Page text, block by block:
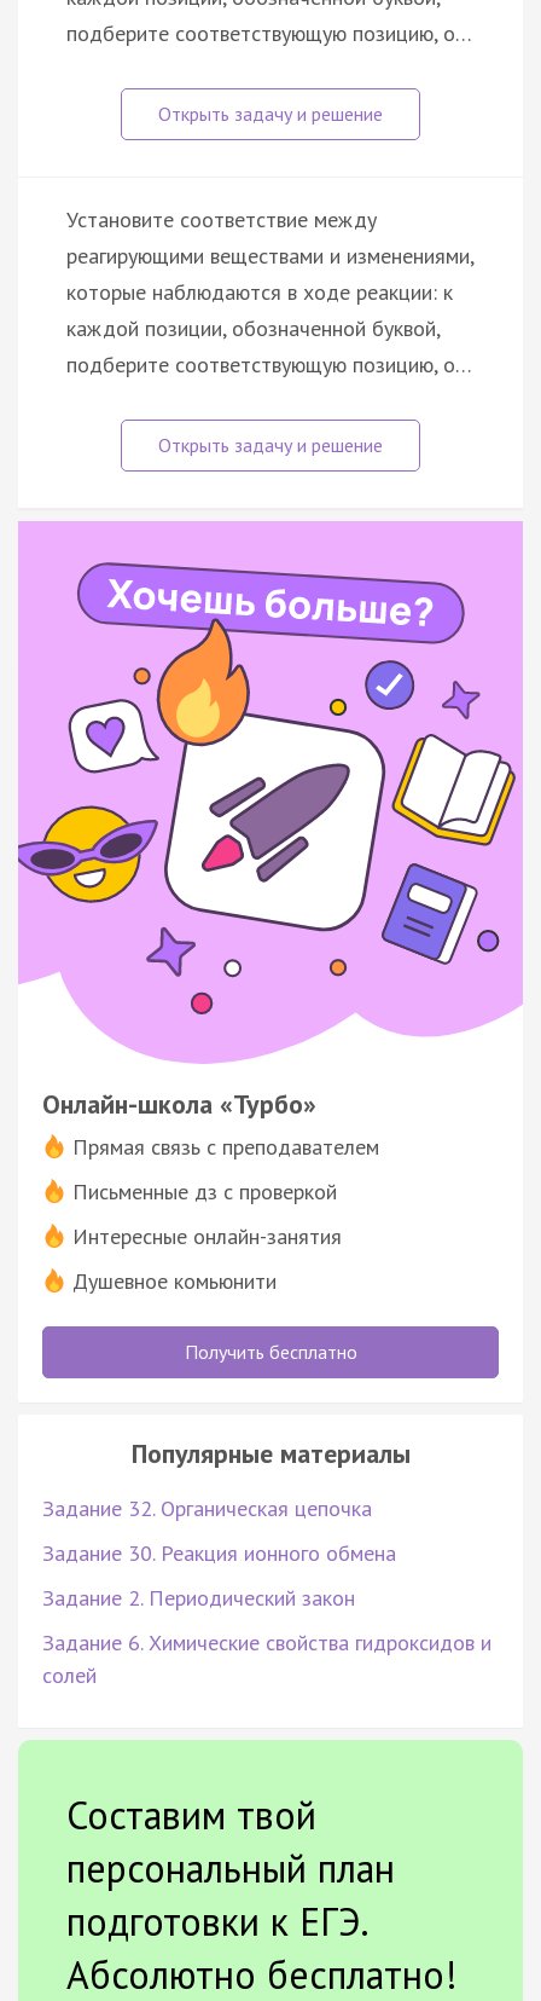
подберите соответствующую позицию, о…
Установите соответствие между
реагирующими веществами и изменениями,
которые наблюдаются в ходе реакции: к
каждой позиции, обозначенной буквой,
подберите соответствующую позицию, о…
Онлайн-школа «Турбо»
Прямая связь с преподавателем
Письменные дз с проверкой
Интересные онлайн-занятия
Душевное комьюнити
Получить бесплатно
Популярные материалы
Задание 32. Органическая цепочка
Задание 30. Реакция ионного обмена
Задание 2. Периодический закон
Задание 6. Химические свойства гидроксидов и
солей
Составим твой
персональный план
подготовки к ЕГЭ.
Абсолютно бесплатно!